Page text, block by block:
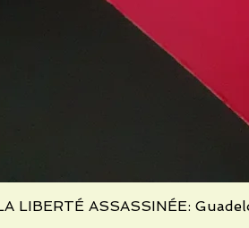
LIBERTÉ ASSASSINÉE: